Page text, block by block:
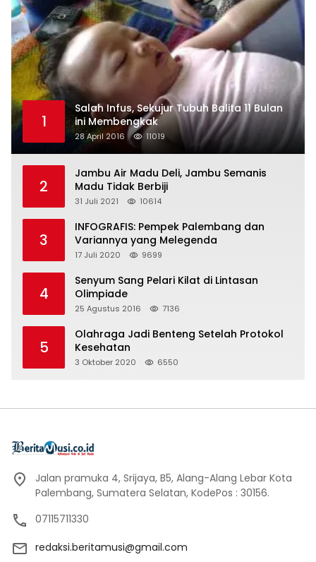
1
Salah Infus, Sekujur Tubuh Balita 11 Bulan
ini Membengkak
28 April 2016 11019
2
Jambu Air Madu Deli, Jambu Semanis
Madu Tidak Berbiji
31 Juli 2021 10614
3
INFOGRAFIS: Pempek Palembang dan
Variannya yang Melegenda
17 Juli 2020 9699
4
Senyum Sang Pelari Kilat di Lintasan
Olimpiade
25 Agustus 2016 7136
5
Olahraga Jadi Benteng Setelah Protokol
Kesehatan
3 Oktober 2020 6550
Jalan pramuka 4, Srijaya, B5, Alang-Alang Lebar Kota
Palembang, Sumatera Selatan, KodePos : 30156.
07115711330
redaksi.beritamusi@gmail.com